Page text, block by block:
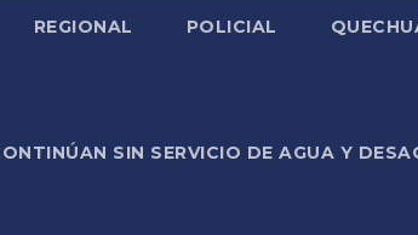
REGIONAL POLICIAL
SIN SERVICIO DE AGUA Y